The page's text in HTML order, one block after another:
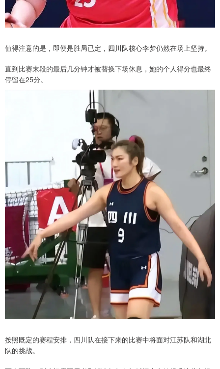
值得注意的是，即便是胜局已定，四川队核心李梦仍然在场上坚持。
直到比赛末段的最后几分钟才被替换下场休息，她的个人得分也最终
停留在25分。
按照既定的赛程安排，四川队在接下来的比赛中将面对江苏队和湖北
队的挑战。